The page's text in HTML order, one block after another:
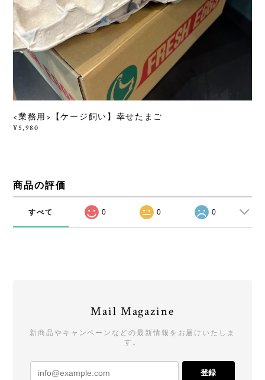
<業務用>【ケージ飼い】幸せたまご
¥5,980
商品の評価
すべて 0 0 0
Mail Magazine
新商品やキャンペーンなどの最新情報をお届けいたしま
す。
登録